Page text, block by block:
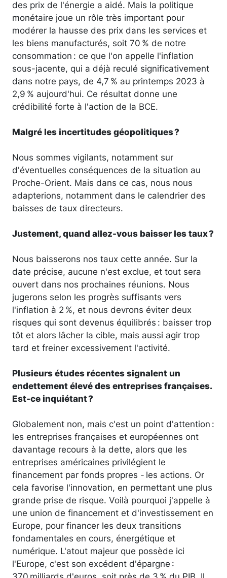
des prix de l'énergie a aidé. Mais la politique
monétaire joue un rôle très important pour
modérer la hausse des prix dans les services et
les biens manufacturés, soit 70 % de notre
consommation : ce que l'on appelle l'inflation
sous-jacente, qui a déjà reculé significativement
dans notre pays, de 4,7 % au printemps 2023 à
2,9 % aujourd'hui. Ce résultat donne une
crédibilité forte à l'action de la BCE.
Malgré les incertitudes géopolitiques ?
Nous sommes vigilants, notamment sur
d'éventuelles conséquences de la situation au
Proche-Orient. Mais dans ce cas, nous nous
adapterions, notamment dans le calendrier des
baisses de taux directeurs.
Justement, quand allez-vous baisser les taux ?
Nous baisserons nos taux cette année. Sur la
date précise, aucune n'est exclue, et tout sera
ouvert dans nos prochaines réunions. Nous
jugerons selon les progrès suffisants vers
l'inflation à 2 %, et nous devrons éviter deux
risques qui sont devenus équilibrés : baisser trop
tôt et alors lâcher la cible, mais aussi agir trop
tard et freiner excessivement l'activité.
Plusieurs études récentes signalent un
endettement élevé des entreprises françaises.
Est-ce inquiétant ?
Globalement non, mais c'est un point d'attention :
les entreprises françaises et européennes ont
davantage recours à la dette, alors que les
entreprises américaines privilégient le
financement par fonds propres - les actions. Or
cela favorise l'innovation, en permettant une plus
grande prise de risque. Voilà pourquoi j'appelle à
une union de financement et d'investissement en
Europe, pour financer les deux transitions
fondamentales en cours, énergétique et
numérique. L'atout majeur que possède ici
l'Europe, c'est son excédent d'épargne :